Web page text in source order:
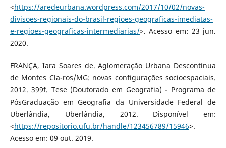
<https://aredeurbana.wordpress.com/2017/10/02/novas-
divisoes-regionais-do-brasil-regioes-geograficas-imediatas-
e-regioes-geograficas-intermediarias/>. Acesso em: 23 jun.
2020.
FRANÇA, Iara Soares de. Aglomeração Urbana Descontínua
de Montes Cla-ros/MG: novas configurações socioespaciais.
2012. 399f. Tese (Doutorado em Geografia) - Programa de
PósGraduação em Geografia da Universidade Federal de
Uberlândia, Uberlândia, 2012. Disponível em:
<https://repositorio.ufu.br/handle/123456789/15946>.
Acesso em: 09 out. 2019.